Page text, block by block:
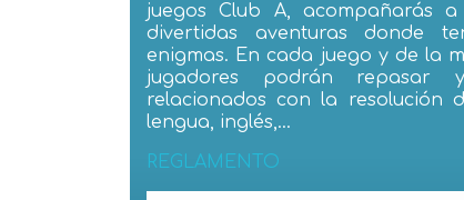
juegos Club A, acompañarás
divertidas aventuras donde
enigmas. En cada juego y de la
jugadores podrán repasar
relacionados con la resolución
lengua, inglés,…
REGLAMENTO